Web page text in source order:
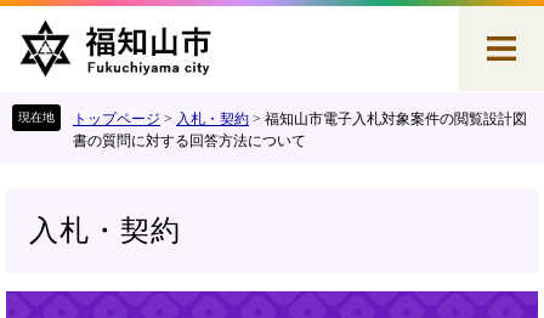
へ
トップページ > 入札・契約 > 福知山市電子入札対象案件の閲覧設計図
書の質問に対する回答方法について
入札・契約